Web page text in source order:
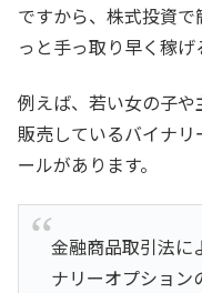
ですから、株式投資
っと手っ取り早く稼げ
例えば、若い女の子
販売しているバイナ
ールがあります。
金融商品取引法に
ナリーオプション